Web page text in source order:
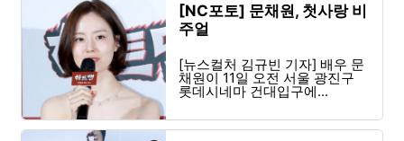
[NC포토] 문채원, 첫사랑 비
주얼
[뉴스컬처 김규빈 기자] 배우 문
채원이 11일 오전 서울 광진구
롯데시네마 건대입구에...